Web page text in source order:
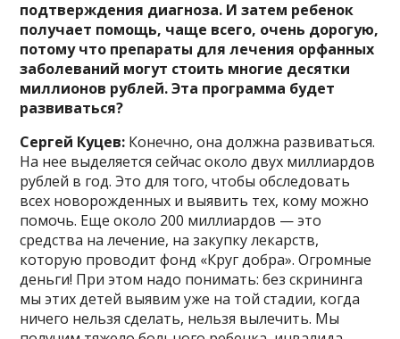
подтверждения диагноза. И затем ребенок
получает помощь, чаще всего, очень дорогую,
потому что препараты для лечения орфанных
заболеваний могут стоить многие десятки
миллионов рублей. Эта программа будет
развиваться?
Сергей Куцев: Конечно, она должна развиваться.
На нее выделяется сейчас около двух миллиардов
рублей в год. Это для того, чтобы обследовать
всех новорожденных и выявить тех, кому можно
помочь. Еще около 200 миллиардов — это
средства на лечение, на закупку лекарств,
которую проводит фонд «Круг добра». Огромные
деньги! При этом надо понимать: без скрининга
мы этих детей выявим уже на той стадии, когда
ничего нельзя сделать, нельзя вылечить. Мы